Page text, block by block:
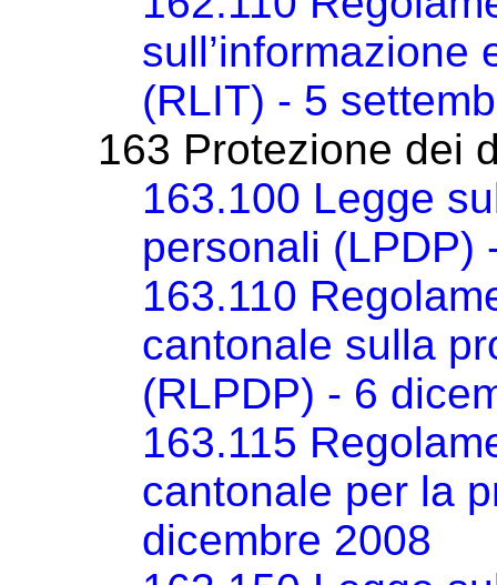
sull’informazione
(RLIT) - 5
163 Protezione dei
163.100 Legge
personali (LPDP)
163.110
cantonale sulla
(RLPDP) - 6
163.115
cantonale per la
dicembre 2008